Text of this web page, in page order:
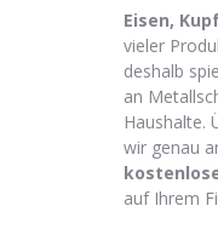
Eisen,
vieler
deshalb
an
Haushalte.
wir genau
auf Ihrem